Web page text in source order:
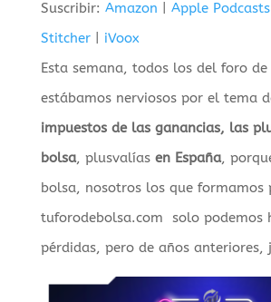
AR
Suscribir: Amazon Apple Podcasts
Stitcher| iVoox
Esta semana, todos los del foro
estábamos nerviosos por el tema
impuestos de las ganancias, las
bolsa, plusvalíasen España,
bolsa, nosotros los que formamos
tuforodebolsa.com solo podemos
pérdidas, pero de años anteriores,